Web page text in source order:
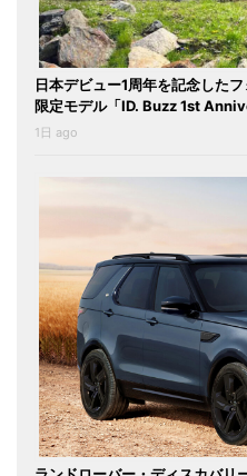
日本デビュー1周年を記念した
限定モデル「ID. Buzz 1st
1日 ago